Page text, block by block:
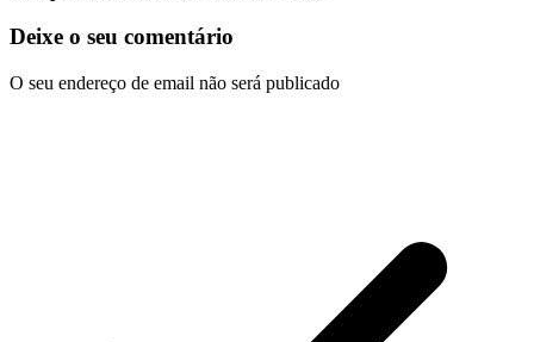
Deixe o seu comentário
O seu endereço de email não será publicado